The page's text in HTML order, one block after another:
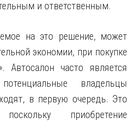
и ответственным.
на это решение, может
экономии, при покупке
Автосалон часто является
владельцы
в первую очередь. Это
поскольку приобретение